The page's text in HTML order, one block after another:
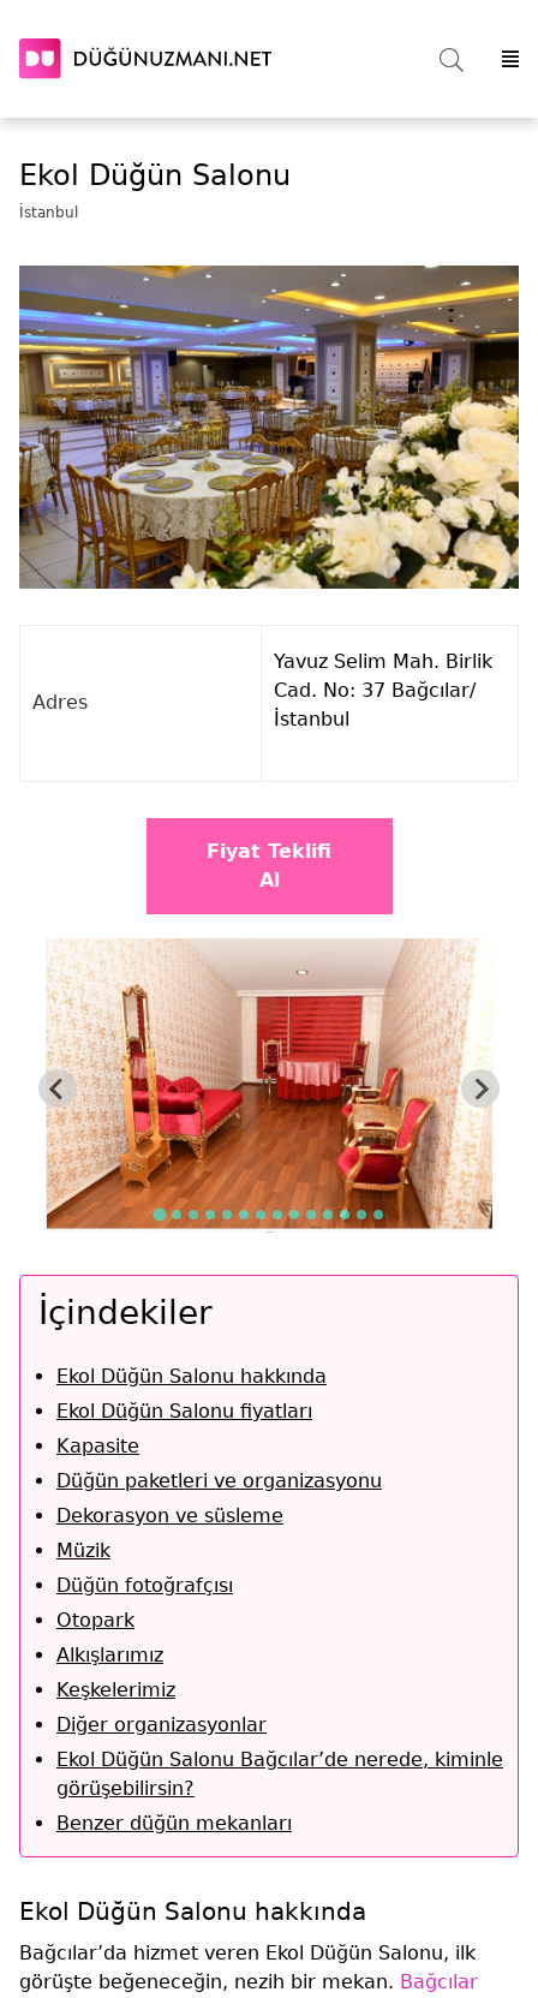
Ekol Düğün Salonu
İstanbul
Adres
Yavuz Selim Mah. Birlik
Cad. No: 37 Bağcılar/
İstanbul
Fiyat Teklifi
Al
İçindekiler
Ekol Düğün Salonu hakkında
Ekol Düğün Salonu fiyatları
Kapasite
Düğün paketleri ve organizasyonu
Dekorasyon ve süsleme
Müzik
Düğün fotoğrafçısı
Otopark
Alkışlarımız
Keşkelerimiz
Diğer organizasyonlar
Ekol Düğün Salonu Bağcılar’de nerede, kiminle
görüşebilirsin?
Benzer düğün mekanları
Ekol Düğün Salonu hakkında
Bağcılar’da hizmet veren Ekol Düğün Salonu, ilk
görüşte beğeneceğin, nezih bir mekan. Bağcılar